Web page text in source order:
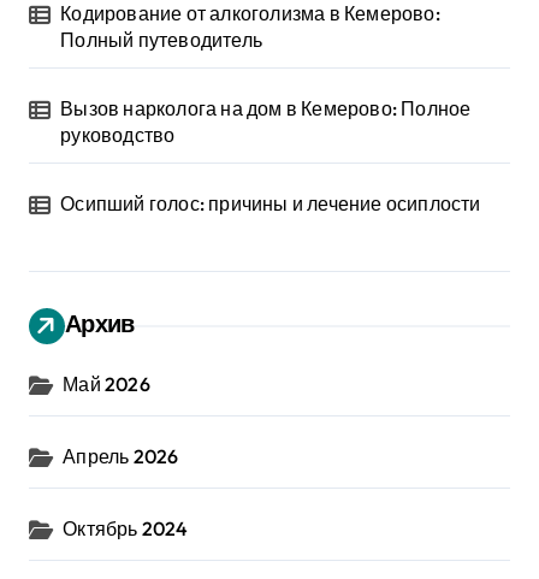
Кодирование от алкоголизма в Кемерово:
Полный путеводитель
Вызов нарколога на дом в Кемерово: Полное
руководство
Осипший голос: причины и лечение осиплости
Архив
Май 2026
Апрель 2026
Октябрь 2024